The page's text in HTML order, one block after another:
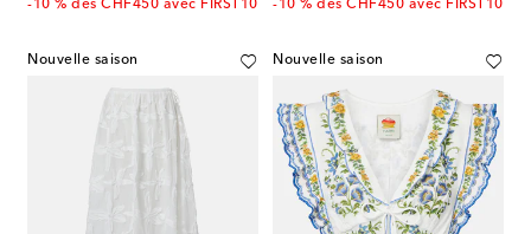
-10 % dès CHF450 avec FIRST10 -10 % dès CHF450 avec FIRST10
Nouvelle saison Nouvelle saison